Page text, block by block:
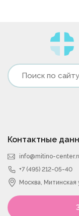
Контактные
info@mitino-
+7 (495) 212-05-40
Москва, Митинская